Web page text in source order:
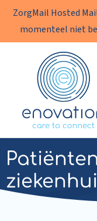
ZorgMail Hosted
momenteel niet
Enovation
Nieuws|02